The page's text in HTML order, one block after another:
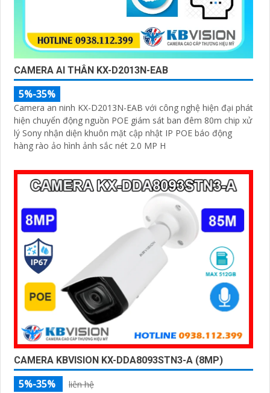
CAMERA AI THÂN KX-D2013N-EAB
5%-35%
Camera an ninh KX-D2013N-EAB với công nghệ hiện đại phát
hiện chuyển động nguồn POE giám sát ban đêm 80m chip xử
lý Sony nhận diện khuôn mặt cập nhật IP POE báo động
hàng rào ảo hình ảnh sắc nét 2.0 MP H
CAMERA KBVISION KX-DDA8093STN3-A (8MP)
5%-35%
liên hệ